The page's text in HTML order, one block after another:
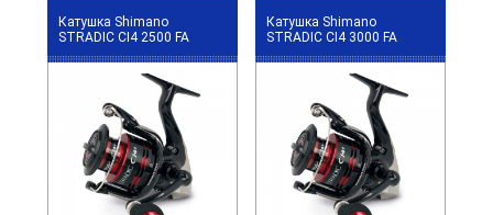
Катушка Shimano
STRADIC CI4 2500 FA
Катушка Shimano
STRADIC CI4 3000 FA